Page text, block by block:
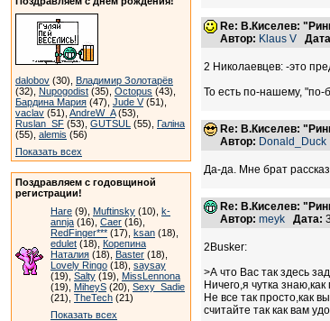
dalobov (30), Владимир Золотарёв
(32), Nupogodist (35), Octopus (43),
Бардина Мария (47), Jude V(51),
vaclav (51), AndreW_A(53),
Ruslan_SF (53), GUTSUL (55), Галіна
(55), alemis (56)
Показать всех
Поздравляем с годовщиной
регистрации!
Hare (9), Muftinsky (10), k-
annja (16), Caer (16),
RedFinger*** (17), ksan (18),
edulet (18), Корепина
Наталия (18), Baster (18),
Lovely Ringo (18), saysay
(19), Salty (19), MissLennona
(19), MiheyS (20), Sexy_Sadie
(21), TheTech (21)
Показать всех
Re: В.Киселев:
Автор: Klaus V
2 Николаевцев: -это
То есть по-нашему, "по-
Re: В.Киселев:
Автор: Donald_Duck
Да-да. Мне брат
Re: В.Киселев:
Автор: meyk Дата:
2Busker:
>А что Вас так здесь
Ничего,я чутка
Не все так просто,как
считайте так как вам